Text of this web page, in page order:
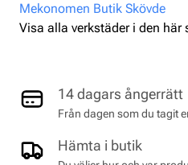
Mekonomen Butik Skövde
Visa alla verkstäder i den här
14 dagars ångerrätt
Från dagen som du tagit
Hämta i butik